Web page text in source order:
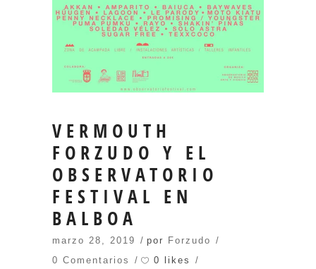
VERMOUTH
FORZUDO Y EL
OBSERVATORIO
FESTIVAL EN
BALBOA
marzo 28, 2019 por Forzudo
0 Comentarios
0 likes